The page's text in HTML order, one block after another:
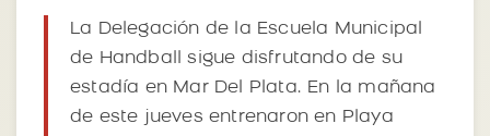
La Delegación de la Escuela Municipal
de Handball sigue disfrutando de su
estadía en Mar Del Plata. En la mañana
de este jueves entrenaron en Playa